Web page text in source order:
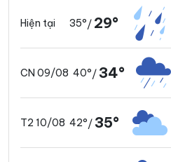
Hiện tại 35°/ 29°
CN 09/08 40°/ 34°
T2 10/08 42°/ 35°